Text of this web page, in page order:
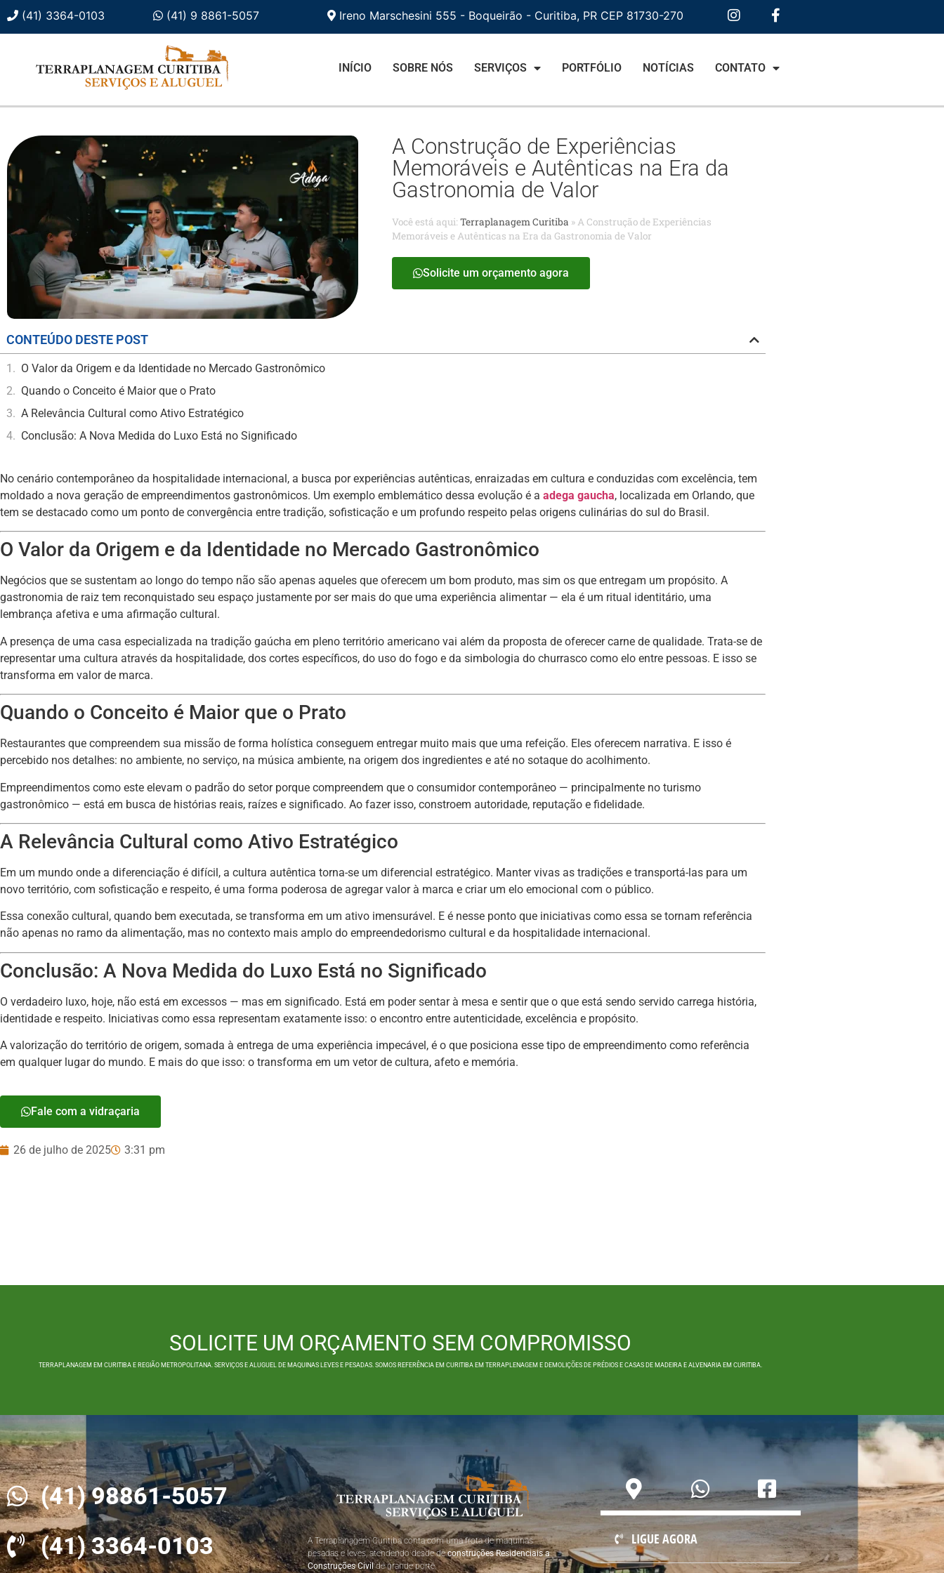
(41) 3364-0103 (41) 9 8861-5057 Ireno Marschesini 555 - Boqueirão - Curitiba, PR CEP 81730-270
INÍCIO SOBRE NÓS SERVIÇOS PORTFÓLIO NOTÍCIAS CONTATO
A Construção de Experiências
Memoráveis e Autênticas na Era da
Gastronomia de Valor
Você está aqui: Terraplanagem Curitiba »A Construção de Experiências
Memoráveis e Autênticas na Era da Gastronomia de Valor
Solicite um orçamento agora
CONTEÚDO DESTE POST
O Valor da Origem e da Identidade no Mercado Gastronômico
Quando o Conceito é Maior que o Prato
A Relevância Cultural como Ativo Estratégico
Conclusão: A Nova Medida do Luxo Está no Significado
No cenário contemporâneo da hospitalidade internacional, a busca por experiências autênticas, enraizadas em cultura e conduzidas com excelência, tem
moldado a nova geração de empreendimentos gastronômicos. Um exemplo emblemático dessa evolução é a adega gaucha, localizada em Orlando, que
tem se destacado como um ponto de convergência entre tradição, sofisticação e um profundo respeito pelas origens culinárias do sul do Brasil.
O Valor da Origem e da Identidade no Mercado Gastronômico
Negócios que se sustentam ao longo do tempo não são apenas aqueles que oferecem um bom produto, mas sim os que entregam um propósito. A
gastronomia de raiz tem reconquistado seu espaço justamente por ser mais do que uma experiência alimentar — ela é um ritual identitário, uma
lembrança afetiva e uma afirmação cultural.
A presença de uma casa especializada na tradição gaúcha em pleno território americano vai além da proposta de oferecer carne de qualidade. Trata-se de
representar uma cultura através da hospitalidade, dos cortes específicos, do uso do fogo e da simbologia do churrasco como elo entre pessoas. E isso se
transforma em valor de marca.
Quando o Conceito é Maior que o Prato
Restaurantes que compreendem sua missão de forma holística conseguem entregar muito mais que uma refeição. Eles oferecem narrativa. E isso é
percebido nos detalhes: no ambiente, no serviço, na música ambiente, na origem dos ingredientes e até no sotaque do acolhimento.
Empreendimentos como este elevam o padrão do setor porque compreendem que o consumidor contemporâneo — principalmente no turismo
gastronômico — está em busca de histórias reais, raízes e significado. Ao fazer isso, constroem autoridade, reputação e fidelidade.
A Relevância Cultural como Ativo Estratégico
Em um mundo onde a diferenciação é difícil, a cultura autêntica torna-se um diferencial estratégico. Manter vivas as tradições e transportá-las para um
novo território, com sofisticação e respeito, é uma forma poderosa de agregar valor à marca e criar um elo emocional com o público.
Essa conexão cultural, quando bem executada, se transforma em um ativo imensurável. E é nesse ponto que iniciativas como essa se tornam referência
não apenas no ramo da alimentação, mas no contexto mais amplo do empreendedorismo cultural e da hospitalidade internacional.
Conclusão: A Nova Medida do Luxo Está no Significado
O verdadeiro luxo, hoje, não está em excessos — mas em significado. Está em poder sentar à mesa e sentir que o que está sendo servido carrega história,
identidade e respeito. Iniciativas como essa representam exatamente isso: o encontro entre autenticidade, excelência e propósito.
A valorização do território de origem, somada à entrega de uma experiência impecável, é o que posiciona esse tipo de empreendimento como referência
em qualquer lugar do mundo. E mais do que isso: o transforma em um vetor de cultura, afeto e memória.
Fale com a vidraçaria
26 de julho de 2025 3:31 pm
SOLICITE UM ORÇAMENTO SEM COMPROMISSO
TERRAPLANAGEM EM CURITIBA E REGIÃO METROPOLITANA. SERVIÇOS E ALUGUEL DE MAQUINAS LEVES E PESADAS. SOMOS REFERÊNCIA EM CURITIBA EM TERRAPLENAGEM E DEMOLIÇÕES DE PRÉDIOS E CASAS DE MADEIRA E ALVENARIA EM CURITIBA.
(41) 98861-5057
(41) 3364-0103
A Terraplanagem Curitiba conta com uma frota de maquinas
pesadas e leves, atendendo desde deconstruções Residenciais a
Construções Civilde grande porte.
LIGUE AGORA